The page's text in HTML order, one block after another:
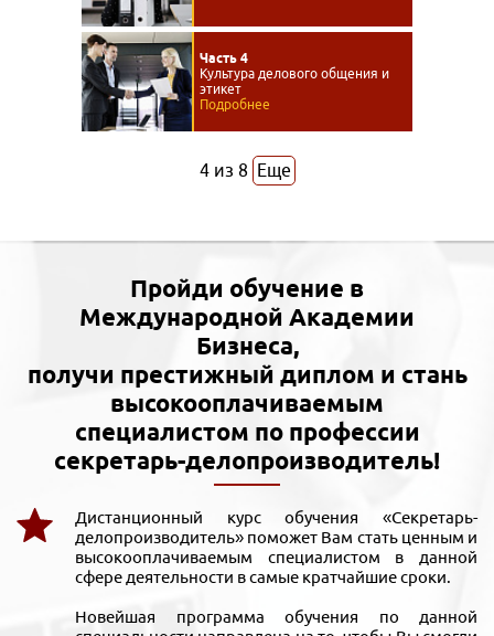
Часть 4
Культура делового общения и
этикет
Подробнее
4из 8 Еще
Пройди обучение в
Международной Академии
Бизнеса,
получи престижный диплом и стань
высокооплачиваемым
специалистом по профессии
секретарь-делопроизводитель!
Дистанционный курс обучения «Секретарь-
делопроизводитель» поможет Вам стать ценным и
высокооплачиваемым специалистом в данной
сфере деятельности в самые кратчайшие сроки.
Новейшая программа обучения по данной